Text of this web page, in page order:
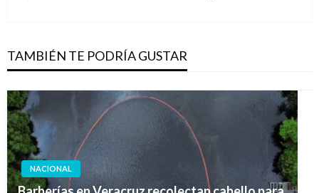
TAMBIÉN TE PODRÍA GUSTAR
NACIONAL